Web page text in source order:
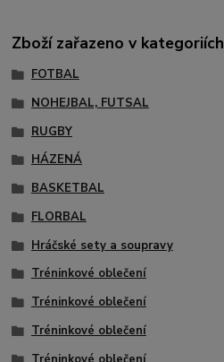
Zboží zařazeno v kategoriích
FOTBAL
NOHEJBAL, FUTSAL
RUGBY
HÁZENÁ
BASKETBAL
FLORBAL
Hráčské sety a soupravy
Tréninkové oblečení
Tréninkové oblečení
Tréninkové oblečení